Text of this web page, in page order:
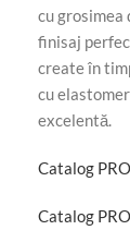
cu grosimea
finisaj
create în
cu
excelentă.
Catalog
Catalog